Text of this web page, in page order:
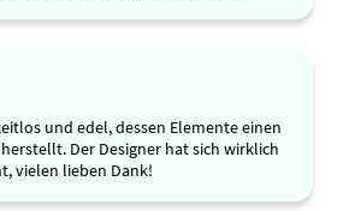
und edel, dessen Elemente einen
Der Designer hat sich wirklich
vielen lieben Dank!